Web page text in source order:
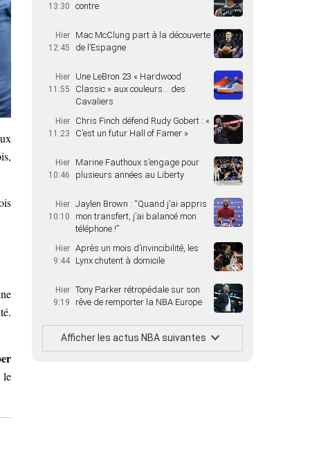
13:30
contre
Hier
12:45
Mac McClung part à la découverte
de l’Espagne
Hier
11:55
Une LeBron 23 « Hardwood
Classic » aux couleurs… des
Cavaliers
Hier
11:23
Chris Finch défend Rudy Gobert : «
C’est un futur Hall of Famer »
Hier
10:46
Marine Fauthoux s’engage pour
plusieurs années au Liberty
Hier
10:10
Jaylen Brown : “Quand j’ai appris
mon transfert, j’ai balancé mon
téléphone !”
Hier
9:44
Après un mois d’invincibilité, les
Lynx chutent à domicile
Hier
9:19
Tony Parker rétropédale sur son
rêve de remporter la NBA Europe
Afficher les actus NBA suivantes